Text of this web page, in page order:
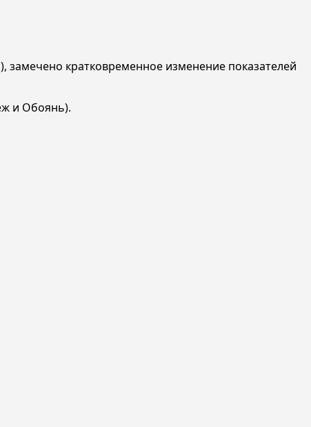
кратковременное изменение показателей
и Обоянь).